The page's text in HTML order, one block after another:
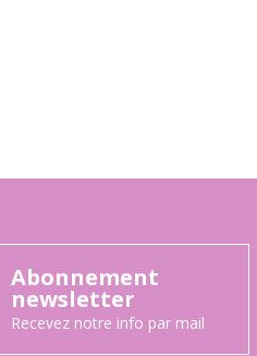
Abonnement
newsletter
Recevez notre info par mail